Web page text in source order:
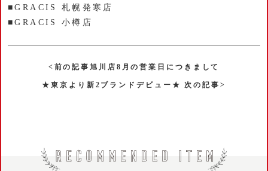
■GRACIS 札幌発寒店
■GRACIS 小樽店
<前の記事旭川店8月の営業日につきまして
★東京より新2ブランドデビュー★ 次の記事>